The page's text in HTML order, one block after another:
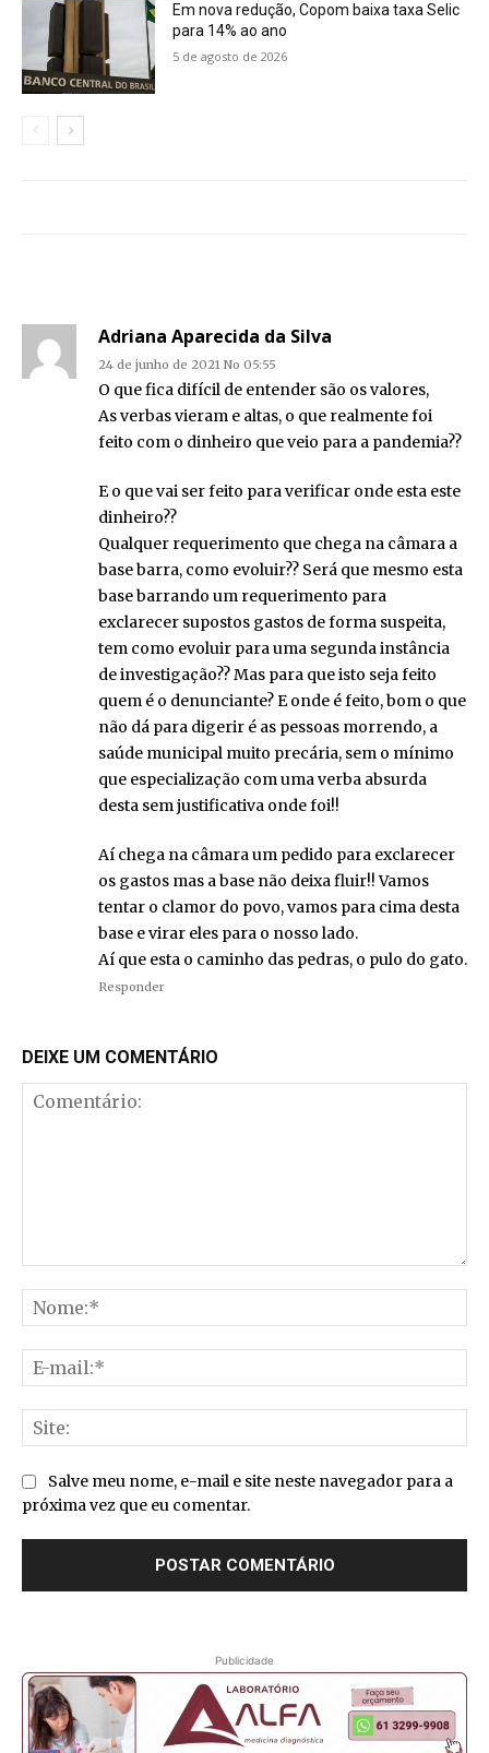
Em nova redução, Copom baixa taxa Selic
para 14% ao ano
5 de agosto de 2026
Adriana Aparecida da Silva
24 de junho de 2021 No 05:55
O que fica difícil de entender são os valores,
As verbas vieram e altas, o que realmente foi
feito com o dinheiro que veio para a pandemia??
E o que vai ser feito para verificar onde esta este
dinheiro??
Qualquer requerimento que chega na câmara a
base barra, como evoluir?? Será que mesmo esta
base barrando um requerimento para
exclarecer supostos gastos de forma suspeita,
tem como evoluir para uma segunda instância
de investigação?? Mas para que isto seja feito
quem é o denunciante? E onde é feito, bom o que
não dá para digerir é as pessoas morrendo, a
saúde municipal muito precária, sem o mínimo
que especialização com uma verba absurda
desta sem justificativa onde foi!!
Aí chega na câmara um pedido para exclarecer
os gastos mas a base não deixa fluir!! Vamos
tentar o clamor do povo, vamos para cima desta
base e virar eles para o nosso lado.
Aí que esta o caminho das pedras, o pulo do gato.
Responder
DEIXE UM COMENTÁRIO
Salve meu nome, e-mail e site neste navegador para a
próxima vez que eu comentar.
Publicidade